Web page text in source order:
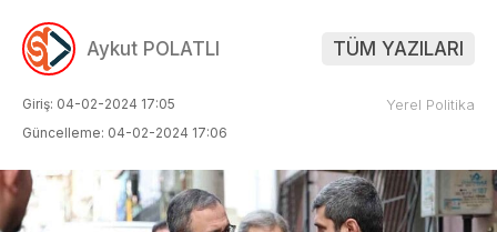
Aykut POLATLI TÜM YAZILARI
Giriş: 04-02-2024 17:05
Güncelleme: 04-02-2024 17:06
Yerel Politika